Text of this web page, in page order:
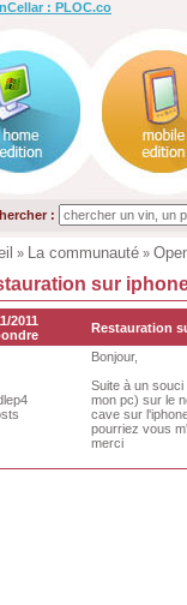
: PLOC.co
:
» La communauté »
sur
2011
Restauration
Bonjour,
Suite à un
mon pc) sur le
cave sur
pourriez vous
merci